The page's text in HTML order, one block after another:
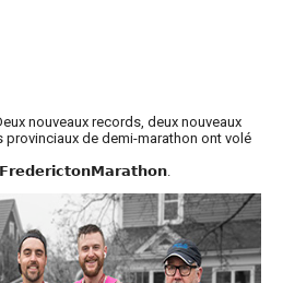
nouveaux records, deux nouveaux
de demi-marathon ont volé